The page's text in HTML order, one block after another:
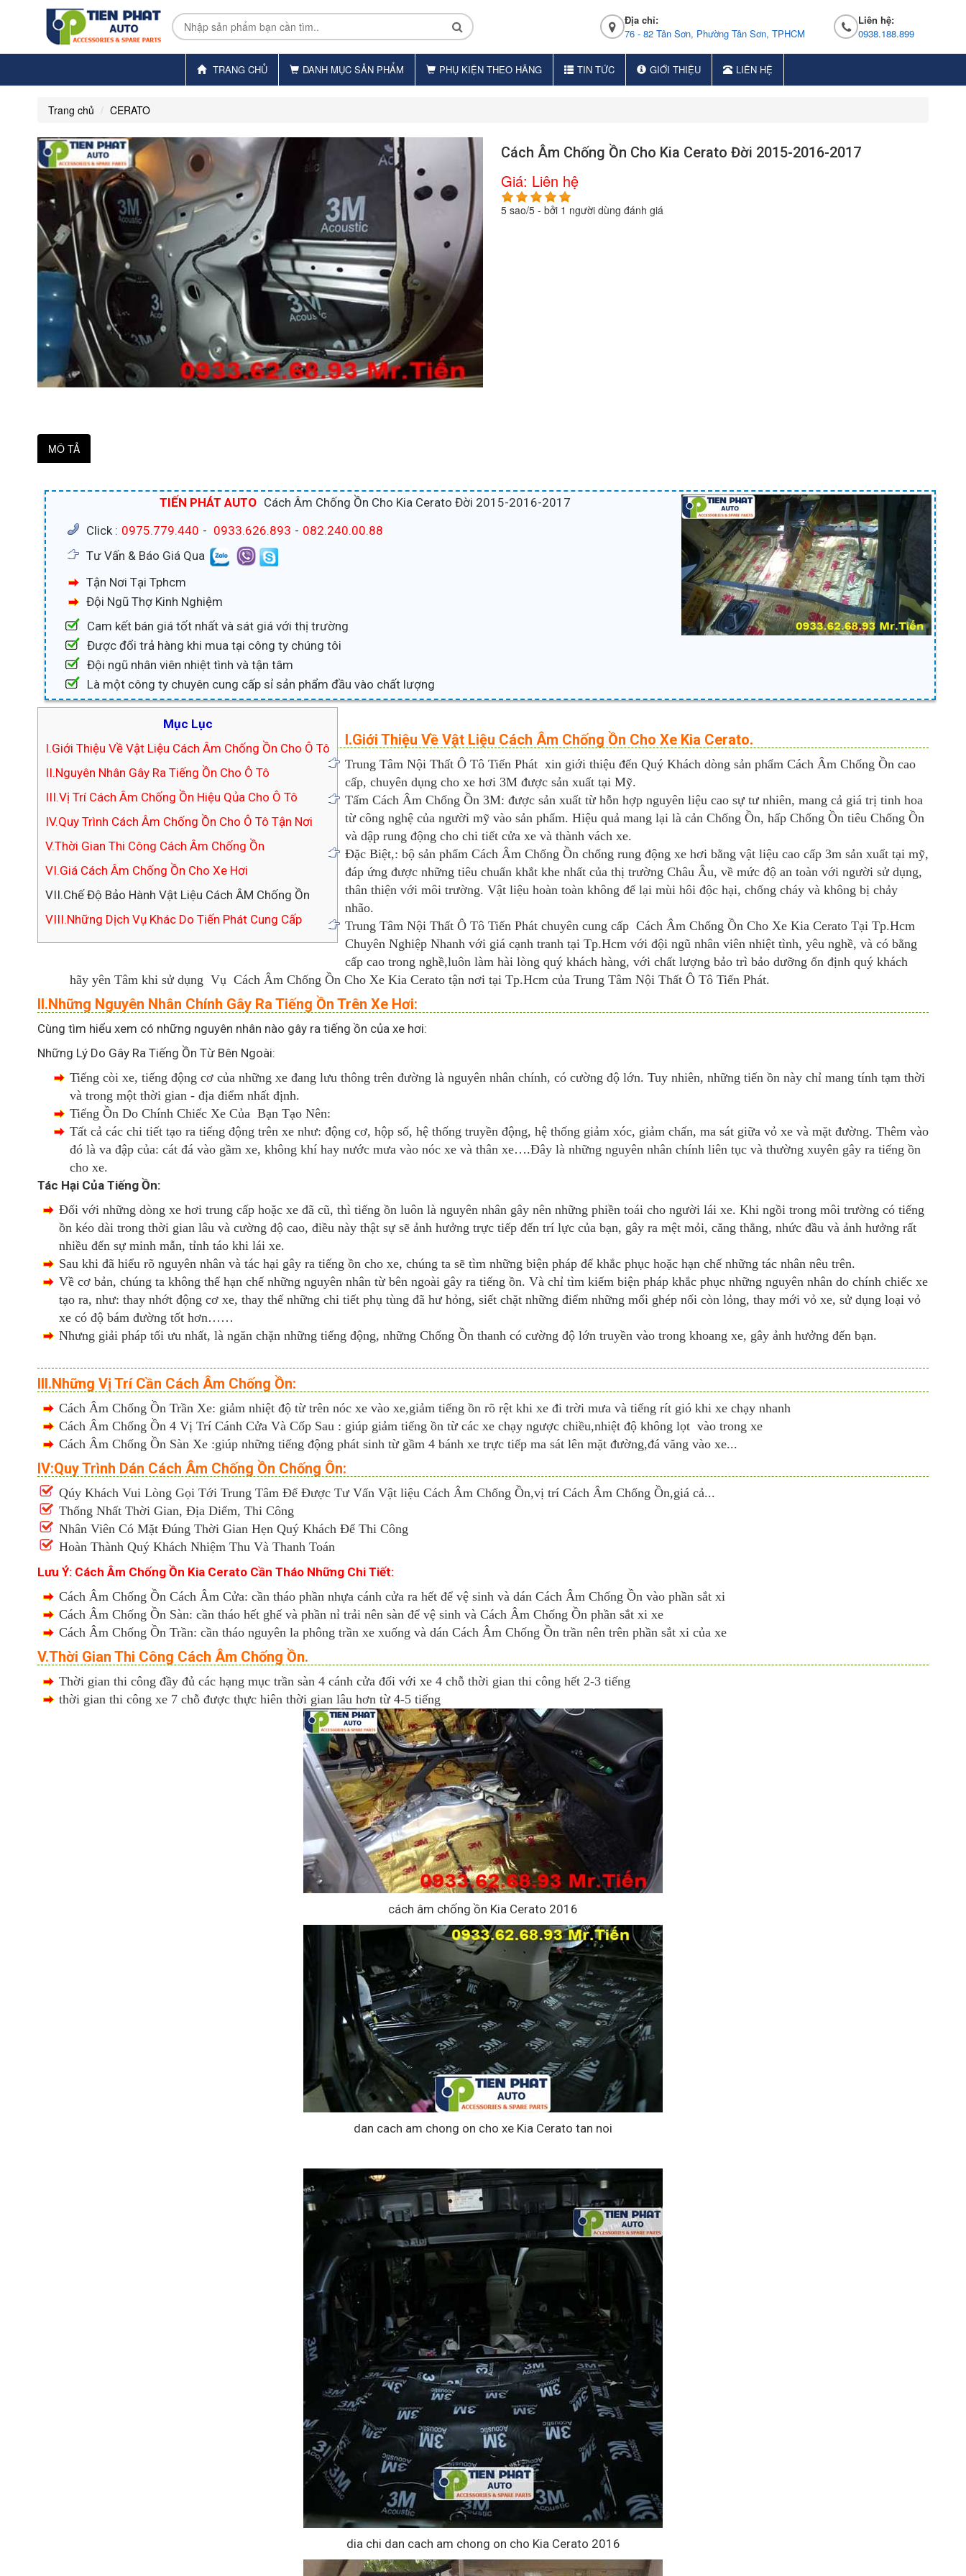
Địa chỉ:
76 - 82 Tân Sơn, Phường Tân Sơn, TPHCM
Liên hệ:
0938.188.899
TRANG CHỦ DANH MỤC SẢN PHẨM PHỤ KIỆN THEO HÃNG TIN TỨC GIỚI THIỆU LIÊN HỆ
Trang chủ CERATO
Cách Âm Chống Ồn Cho Kia Cerato Đời 2015-2016-2017
Giá: Liên hệ
5sao/5- bởi 1 người dùng đánh giá
MÔ TẢ
TIẾN PHÁT AUTO Cách Âm Chống Ồn Cho Kia Cerato Đời 2015-2016-2017
Click : 0975.779.440 - 0933.626.893 - 082.240.00.88
Tư Vấn & Báo Giá Qua
Tận Nơi Tại Tphcm
Đội Ngũ Thợ Kinh Nghiệm
Cam kết bán giá tốt nhất và sát giá với thị trường
Được đổi trả hàng khi mua tại công ty chúng tôi
Đội ngũ nhân viên nhiệt tình và tận tâm
Là một công ty chuyên cung cấp sỉ sản phẩm đầu vào chất lượng
Mục Lục
I.Giới Thiệu Về Vật Liệu Cách Âm Chống Ồn Cho Ô Tô
II.Nguyên Nhân Gây Ra Tiếng Ồn Cho Ô Tô
III.Vị Trí Cách Âm Chống Ồn Hiệu Qủa Cho Ô Tô
IV.Quy Trình Cách Âm Chống Ồn Cho Ô Tô Tận Nơi
V.Thời Gian Thi Công Cách Âm Chống Ồn
VI.Giá Cách Âm Chống Ồn Cho Xe Hơi
VII.Chế Độ Bảo Hành Vật Liệu Cách ÂM Chống Ồn
VIII.Những Dịch Vụ Khác Do Tiến Phát Cung Cấp
I.Giới Thiệu Về Vật Liệu Cách Âm Chống Ồn Cho Xe Kia Cerato.
Trung Tâm Nội Thất Ô Tô Tiến Phát xin giới thiệu đến Quý Khách dòng sản phẩm Cách Âm Chống Ồn cao
cấp, chuyên dụng cho xe hơi 3M được sản xuất tại Mỹ.
Tấm Cách Âm Chống Ồn 3M: được sản xuất từ hỗn hợp nguyên liệu cao sự tư nhiên, mang cả giá trị tinh hoa
từ công nghệ của người mỹ vào sản phẩm. Hiệu quả mang lại là cản Chống Ồn, hấp Chống Ồn tiêu Chống Ồn
và dập rung động cho chi tiết cửa xe và thành vách xe.
Đặc Biệt,: bộ sản phẩm Cách Âm Chống Ồn chống rung động xe hơi bằng vật liệu cao cấp 3m sản xuất tại mỹ,
đáp ứng được những tiêu chuẩn khắt khe nhất của thị trường Châu Âu, về mức độ an toàn với người sử dụng,
thân thiện với môi trường. Vật liệu hoàn toàn không để lại mùi hôi độc hại, chống cháy và không bị chảy
nhão.
Trung Tâm Nội Thất Ô Tô Tiến Phát chuyên cung cấp Cách Âm Chống Ồn Cho Xe Kia Cerato Tại Tp.Hcm
Chuyên Nghiệp Nhanh với giá cạnh tranh tại Tp.Hcm với đội ngũ nhân viên nhiệt tình, yêu nghề, và có bằng
cấp cao trong nghề,luôn làm hài lòng quý khách hàng, với chất lượng bảo trì bảo dưỡng ổn định quý khách
hãy yên Tâm khi sử dụng Vụ Cách Âm Chống Ồn Cho Xe Kia Cerato tận nơi tại Tp.Hcm của Trung Tâm Nội Thất Ô Tô Tiến Phát.
II.Những Nguyên Nhân Chính Gây Ra Tiếng Ồn Trên Xe Hơi:
Cùng tìm hiểu xem có những nguyên nhân nào gây ra tiếng ồn của xe hơi:
Những Lý Do Gây Ra Tiếng Ồn Từ Bên Ngoài:
Tiếng còi xe, tiếng động cơ của những xe đang lưu thông trên đường là nguyên nhân chính, có cường độ lớn. Tuy nhiên, những tiến ồn này chỉ mang tính tạm thời
và trong một thời gian - địa điểm nhất định.
Tiếng Ồn Do Chính Chiếc Xe Của Bạn Tạo Nên:
Tất cả các chi tiết tạo ra tiếng động trên xe như: động cơ, hộp số, hệ thống truyền động, hệ thống giảm xóc, giảm chấn, ma sát giữa vỏ xe và mặt đường. Thêm vào
đó là va đập của: cát đá vào gầm xe, không khí hay nước mưa vào nóc xe và thân xe….Đây là những nguyên nhân chính liên tục và thường xuyên gây ra tiếng ồn
cho xe.
Tác Hại Của Tiếng Ồn:
Đối với những dòng xe hơi trung cấp hoặc xe đã cũ, thì tiếng ồn luôn là nguyên nhân gây nên những phiền toái cho người lái xe. Khi ngồi trong môi trường có tiếng
ồn kéo dài trong thời gian lâu và cường độ cao, điều này thật sự sẽ ảnh hưởng trực tiếp đến trí lực của bạn, gây ra mệt mỏi, căng thẳng, nhức đầu và ảnh hưởng rất
nhiều đến sự minh mẫn, tỉnh táo khi lái xe.
Sau khi đã hiểu rõ nguyên nhân và tác hại gây ra tiếng ồn cho xe, chúng ta sẽ tìm những biện pháp để khắc phục hoặc hạn chế những tác nhân nêu trên.
Về cơ bản, chúng ta không thể hạn chế những nguyên nhân từ bên ngoài gây ra tiếng ồn. Và chỉ tìm kiếm biện pháp khắc phục những nguyên nhân do chính chiếc xe
tạo ra, như: thay nhớt động cơ xe, thay thế những chi tiết phụ tùng đã hư hỏng, siết chặt những điểm những mối ghép nối còn lỏng, thay mới vỏ xe, sử dụng loại vỏ
xe có độ bám đường tốt hơn……
Nhưng giải pháp tối ưu nhất, là ngăn chặn những tiếng động, những Chống Ồn thanh có cường độ lớn truyền vào trong khoang xe, gây ảnh hưởng đến bạn.
III.Những Vị Trí Cần Cách Âm Chống Ồn:
Cách Âm Chống Ồn Trần Xe: giảm nhiệt độ từ trên nóc xe vào xe,giảm tiếng ồn rõ rệt khi xe đi trời mưa và tiếng rít gió khi xe chạy nhanh
Cách Âm Chống Ồn 4 Vị Trí Cánh Cửa Và Cốp Sau : giúp giảm tiếng ồn từ các xe chạy ngược chiều,nhiệt độ không lọt vào trong xe
Cách Âm Chống Ồn Sàn Xe :giúp những tiếng động phát sinh từ gầm 4 bánh xe trực tiếp ma sát lên mặt đường,đá văng vào xe...
IV:Quy Trình Dán Cách Âm Chống Ồn Chống Ôn:
Qúy Khách Vui Lòng Gọi Tới Trung Tâm Để Được Tư Vấn Vật liệu Cách Âm Chống Ồn,vị trí Cách Âm Chống Ồn,giá cả...
Thống Nhất Thời Gian, Địa Diểm, Thi Công
Nhân Viên Có Mặt Đúng Thời Gian Hẹn Quý Khách Để Thi Công
Hoàn Thành Quý Khách Nhiệm Thu Và Thanh Toán
Lưu Ý: Cách Âm Chống Ồn Kia Cerato Cần Tháo Những Chi Tiết:
Cách Âm Chống Ồn Cách Âm Cửa: cần tháo phần nhựa cánh cửa ra hết để vệ sinh và dán Cách Âm Chống Ồn vào phần sắt xi
Cách Âm Chống Ồn Sàn: cần tháo hết ghế và phần nỉ trải nên sàn để vệ sinh và Cách Âm Chống Ồn phần sắt xi xe
Cách Âm Chống Ồn Trần: cần tháo nguyên la phông trần xe xuống và dán Cách Âm Chống Ồn trần nên trên phần sắt xi của xe
V.Thời Gian Thi Công Cách Âm Chống Ồn.
Thời gian thi công đầy đủ các hạng mục trần sàn 4 cánh cửa đối với xe 4 chỗ thời gian thi công hết 2-3 tiếng
thời gian thi công xe 7 chỗ được thực hiên thời gian lâu hơn từ 4-5 tiếng
cách âm chống ồn Kia Cerato 2016
dan cach am chong on cho xe Kia Cerato tan noi
dia chi dan cach am chong on cho Kia Cerato 2016